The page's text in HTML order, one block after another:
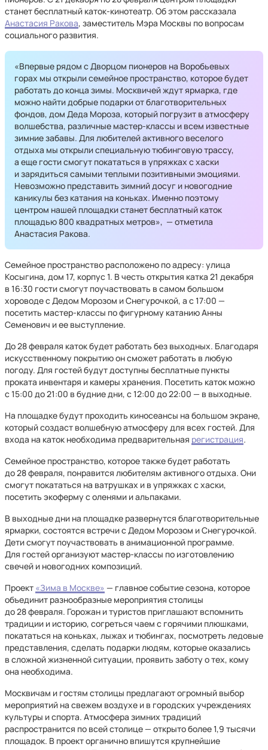
станет бесплатный каток-кинотеатр. Об этом рассказала
Анастасия Ракова, заместитель Мэра Москвы по вопросам
социального развития.
«Впервые рядом с Дворцом пионеров на Воробьевых
горах мы открыли семейное пространство, которое будет
работать до конца зимы. Москвичей ждут ярмарка, где
можно найти добрые подарки от благотворительных
фондов, дом Деда Мороза, который погрузит в атмосферу
волшебства, различные мастер-классы и всем известные
зимние забавы. Для любителей активного веселого
отдыха мы открыли специальную тюбинговую трассу,
а еще гости смогут покататься в упряжках с хаски
и зарядиться самыми теплыми позитивными эмоциями.
Невозможно представить зимний досуг и новогодние
каникулы без катания на коньках. Именно поэтому
центром нашей площадки станет бесплатный каток
площадью 800 квадратных метров», — отметила
Анастасия Ракова.
Семейное пространство расположено по адресу: улица
Косыгина, дом 17, корпус 1. В честь открытия катка 21 декабря
в 16:30 гости смогут поучаствовать в самом большом
хороводе с Дедом Морозом и Снегурочкой, а с 17:00 —
посетить мастер-классы по фигурному катанию Анны
Семенович и ее выступление.
До 28 февраля каток будет работать без выходных. Благодаря
искусственному покрытию он сможет работать в любую
погоду. Для гостей будут доступны бесплатные пункты
проката инвентаря и камеры хранения. Посетить каток можно
с 15:00 до 21:00 в будние дни, с 12:00 до 22:00 — в выходные.
На площадке будут проходить киносеансы на большом экране,
который создаст волшебную атмосферу для всех гостей. Для
входа на каток необходима предварительная регистрация.
Семейное пространство, которое также будет работать
до 28 февраля, понравится любителям активного отдыха. Они
смогут покататься на ватрушках и в упряжках с хаски,
посетить экоферму с оленями и альпаками.
В выходные дни на площадке развернутся благотворительные
ярмарки, состоятся встречи с Дедом Морозом и Снегурочкой.
Дети смогут поучаствовать в анимационной программе.
Для гостей организуют мастер-классы по изготовлению
свечей и новогодних композиций.
Проект «Зима в Москве» — главное событие сезона, которое
объединит разнообразные мероприятия столицы
до 28 февраля. Горожан и туристов приглашают вспомнить
традиции и историю, согреться чаем с горячими плюшками,
покататься на коньках, лыжах и тюбингах, посмотреть ледовые
представления, сделать подарки людям, которые оказались
в сложной жизненной ситуации, проявить заботу о тех, кому
она необходима.
Москвичам и гостям столицы предлагают огромный выбор
мероприятий на свежем воздухе и в городских учреждениях
культуры и спорта. Атмосфера зимних традиций
распространится по всей столице — открыто более 1,9 тысячи
площадок. В проект органично впишутся крупнейшие